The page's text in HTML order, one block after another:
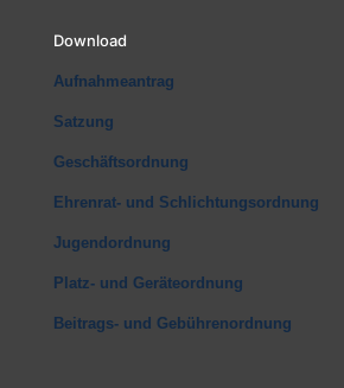
Download
Aufnahmeantrag
Satzung
Geschäftsordnung
Ehrenrat- und Schlichtungsordnung
Jugendordnung
Platz- und Geräteordnung
Beitrags- und Gebührenordnung